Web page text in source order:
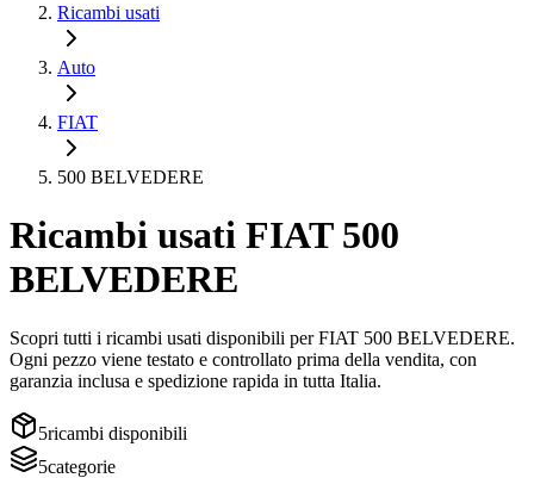
Ricambi usati
Auto
FIAT
500 BELVEDERE
Ricambi usati FIAT 500
BELVEDERE
Scopri tutti i ricambi usati disponibili perFIAT 500 BELVEDERE.
Ogni pezzo viene testato e controllato prima della vendita, con
garanzia inclusa e spedizione rapida in tutta Italia.
5ricambi disponibili
5categorie